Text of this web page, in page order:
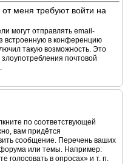
меня требуют войти на
могут отправлять email-
встроенную в конференцию
такую возможность. Это
почтовой
по соответствующей
вам придётся
сообщение. Перечень ваших
форума или темы. Например:
в опросах» и т. п.